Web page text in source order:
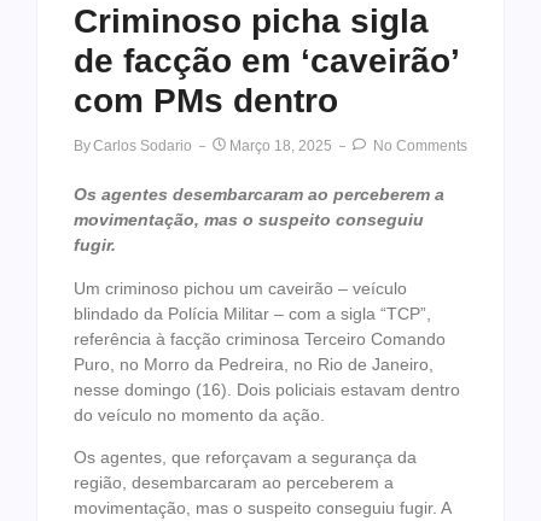
Criminoso picha sigla
de facção em ‘caveirão’
com PMs dentro
ByCarlos Sodario Março 18, 2025 No Comments
Os agentes desembarcaram ao perceberem a
movimentação, mas o suspeito conseguiu
fugir.
Um criminoso pichou um caveirão – veículo
blindado da Polícia Militar – com a sigla “TCP”,
referência à facção criminosa Terceiro Comando
Puro, no Morro da Pedreira, no Rio de Janeiro,
nesse domingo (16). Dois policiais estavam dentro
do veículo no momento da ação.
Os agentes, que reforçavam a segurança da
região, desembarcaram ao perceberem a
movimentação, mas o suspeito conseguiu fugir. A